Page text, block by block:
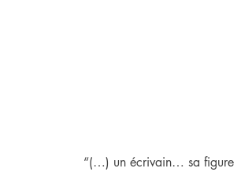
“(…) un écrivain… sa figure